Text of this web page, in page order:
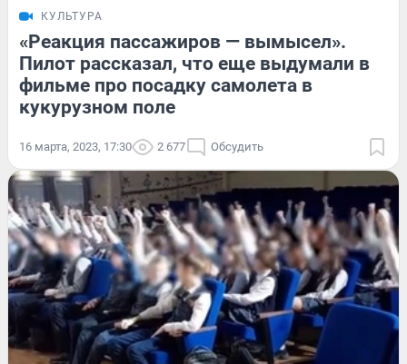
КУЛЬТУРА
«Реакция пассажиров — вымысел».
Пилот рассказал, что еще выдумали в
фильме про посадку самолета в
кукурузном поле
16 марта, 2023, 17:30 2 677 Обсудить